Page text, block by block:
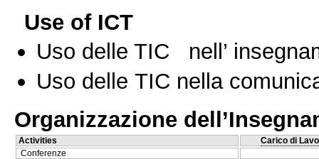
Use of ICT
Uso delle TIC nell’
Uso delle TIC nella
Organizzazione
Activities
Carico di
Conferenze